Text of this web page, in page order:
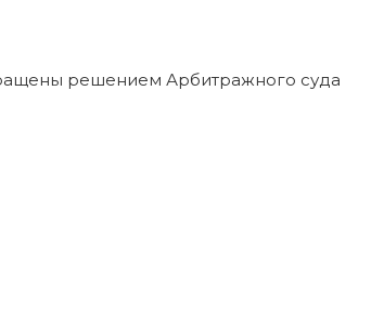
решением Арбитражного суда